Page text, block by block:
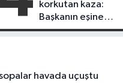
korkutan kaza:
Başkanın eşine
motosiklet çarptı
havada uçuştu